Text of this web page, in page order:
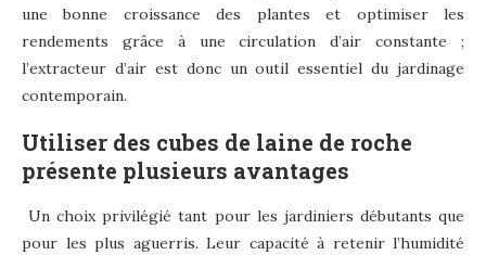
une bonne croissance des plantes et optimiser les
rendements grâce à une circulation d’air constante ;
l’extracteur d’air est donc un outil essentiel du jardinage
contemporain.
Utiliser des cubes de laine de roche
présente plusieurs avantages
Un choix privilégié tant pour les jardiniers débutants que
pour les plus aguerris. Leur capacité à retenir l’humidité